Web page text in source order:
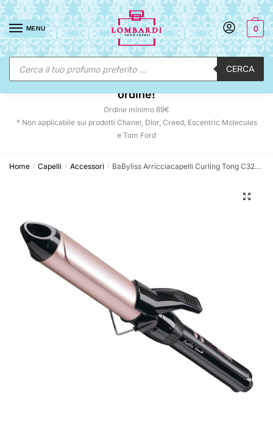
Skip
to
navigation
Skip
to
content
MENU
Ricerca
prodotti CERCA
0
☀️ SUNNY DAYS:-12% automatico sul tuo
ordine!
Ordine minimo 89€
* Non applicabile sui prodotti Chanel, Dior, Creed, Escentric Molecules
e Tom Ford
Home / Capelli / Accessori / BaByliss Arricciacapelli Curling Tong C325E Bouncy Curls 180 25 mm
🔍